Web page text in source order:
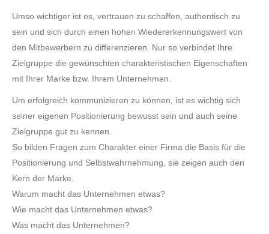
Umso wichtiger ist es, vertrauen zu schaffen, authentisch zu
sein und sich durch einen hohen Wiedererkennungswert von
den Mitbewerbern zu differenzieren. Nur so verbindet Ihre
Zielgruppe die gewünschten charakteristischen Eigenschaften
mit Ihrer Marke bzw. Ihrem Unternehmen.
Um erfolgreich kommunizieren zu können, ist es wichtig sich
seiner eigenen Positionierung bewusst sein und auch seine
Zielgruppe gut zu kennen.
So bilden Fragen zum Charakter einer Firma die Basis für die
Positionierung und Selbstwahrnehmung, sie zeigen auch den
Kern der Marke.
Warum macht das Unternehmen etwas?
Wie macht das Unternehmen etwas?
Was macht das Unternehmen?